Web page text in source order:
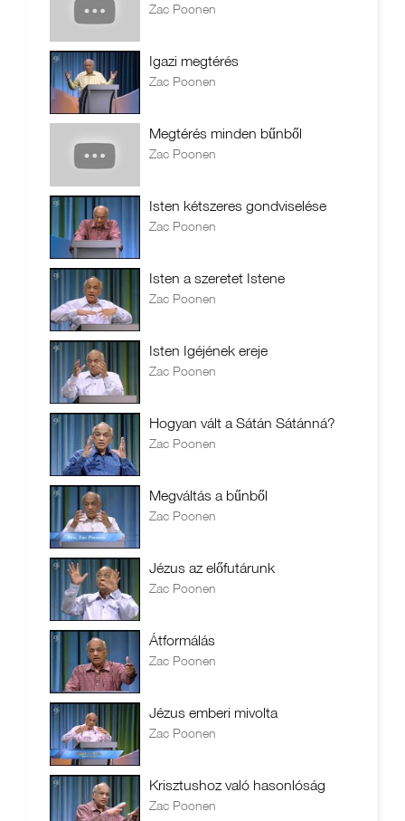
Zac Poonen
Igazi megtérés
Zac Poonen
Megtérés minden bűnből
Zac Poonen
Isten kétszeres gondviselése
Zac Poonen
Isten a szeretet Istene
Zac Poonen
Isten Igéjének ereje
Zac Poonen
Hogyan vált a Sátán Sátánná?
Zac Poonen
Megváltás a bűnből
Zac Poonen
Jézus az előfutárunk
Zac Poonen
Átformálás
Zac Poonen
Jézus emberi mivolta
Zac Poonen
Krisztushoz való hasonlóság
Zac Poonen